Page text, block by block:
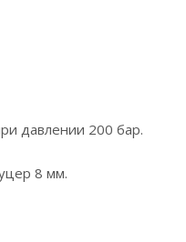
давлении 200 бар.
8 мм.